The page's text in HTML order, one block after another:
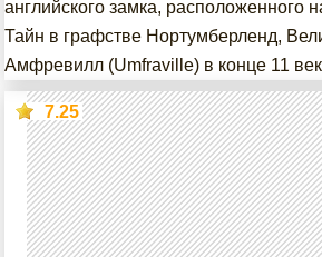
английского замка, расположенного
Тайн в графстве Нортумберленд,
Амфревилл (Umfraville) в конце 11
7.25